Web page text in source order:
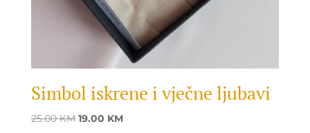
Simbol iskrene i vječne ljubavi
25.00KM Original
19.00 KMCurrent